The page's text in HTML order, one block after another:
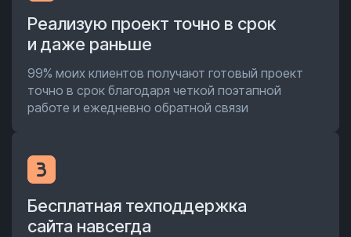
Реализую проект точно в срок
и даже раньше
99% моих клиентов получают готовый проект
точно в срок благодаря четкой поэтапной
работе и ежедневно обратной связи
Бесплатная техподдержка
сайта навсегда